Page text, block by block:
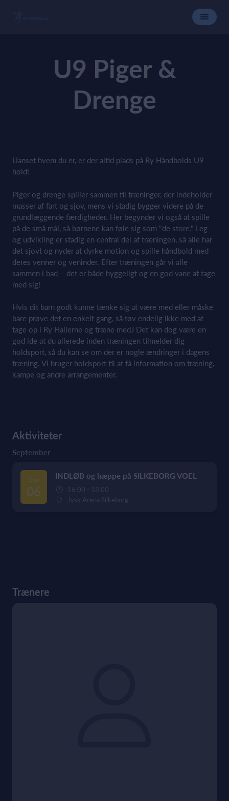
U9 Piger &
Drenge
Uanset hvem du er, er der altid plads på Ry Håndbolds U9
hold!
Piger og drenge spiller sammen til træninger, der indeholder
masser af fart og sjov, mens vi stadig bygger videre på de
grundlæggende færdigheder. Her begynder vi også at spille
på de små mål, så børnene kan føle sig som "de store." Leg
og udvikling er stadig en central del af træningen, så alle har
det sjovt og nyder at dyrke motion og spille håndbold med
deres venner og veninder. Efter træningen går vi alle
sammen i bad – det er både hyggeligt og en god vane at tage
med sig!
Hvis dit barn godt kunne tænke sig at være med eller måske
bare prøve det en enkelt gang, så tøv endelig ikke med at
tage op i Ry Hallerne og træne medJ Det kan dog være en
god ide at du allerede inden træningen tilmelder dig
holdsport, så du kan se om der er nogle ændringer i dagens
træning. Vi bruger holdsport til at få information om træning,
kampe og andre arrangementer.
Aktiviteter
September
Søn
06
INDLØB og hæppe på SILKEBORG VOEL
16:00 - 18:00
Jysk Arena Silkeborg
Trænere